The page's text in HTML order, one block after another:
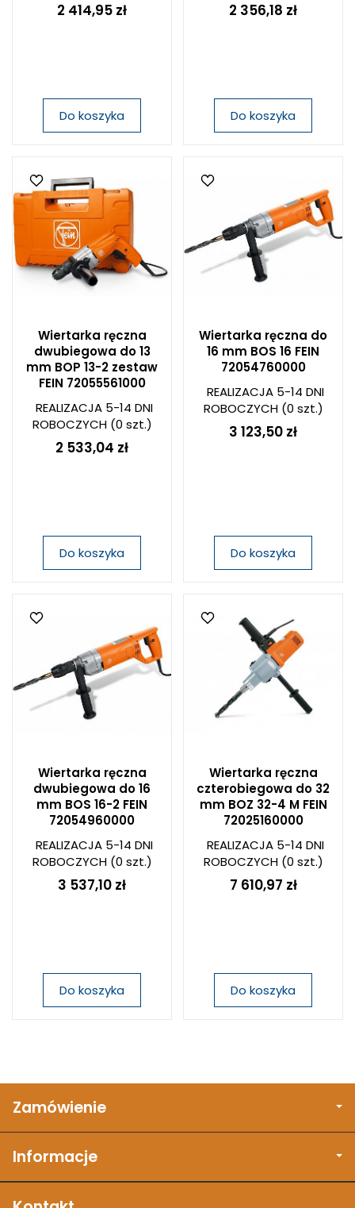
2 414,95 zł
Do koszyka
2 356,18 zł
Do koszyka
Wiertarka ręczna
dwubiegowa do 13
mm BOP 13-2 zestaw
FEIN 72055561000
REALIZACJA 5-14 DNI
ROBOCZYCH(0 szt.)
2 533,04 zł
Do koszyka
Wiertarka ręczna do
16 mm BOS 16 FEIN
72054760000
REALIZACJA 5-14 DNI
ROBOCZYCH(0 szt.)
3 123,50 zł
Do koszyka
Wiertarka ręczna
dwubiegowa do 16
mm BOS 16-2 FEIN
72054960000
REALIZACJA 5-14 DNI
ROBOCZYCH(0 szt.)
3 537,10 zł
Do koszyka
Wiertarka ręczna
czterobiegowa do 32
mm BOZ 32-4 M FEIN
72025160000
REALIZACJA 5-14 DNI
ROBOCZYCH(0 szt.)
7 610,97 zł
Do koszyka
Zamówienie
Informacje